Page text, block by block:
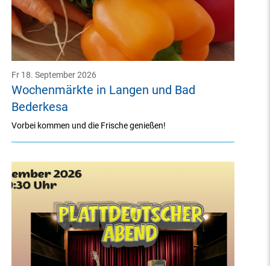
Wochenmärkte in Langen und Bad
Bederkesa
Fr 18. September 2026
Vorbei kommen und die Frische genießen!